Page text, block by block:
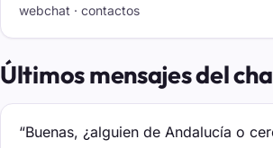
webchat · contactos
Últimos mensajes del
“Buenas, ¿alguien de Andalucía o